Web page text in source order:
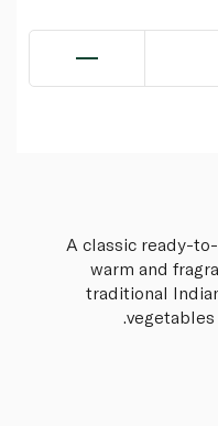
A classic ready-
warm and
traditional
vegetables